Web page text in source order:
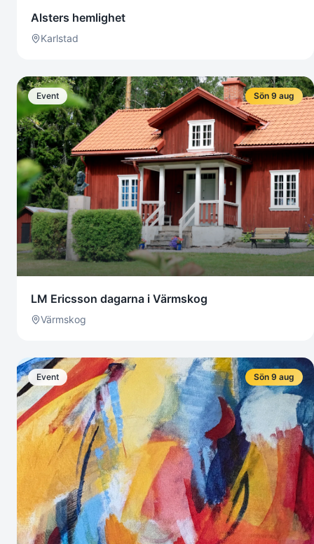
Alsters hemlighet
Karlstad
Event Sön 9 aug
LM Ericsson dagarna i Värmskog
Värmskog
Event Sön 9 aug